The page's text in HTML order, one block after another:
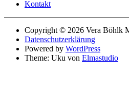
Kontakt
Copyright © 2026 Vera Böhlk
Datenschutzerklärung
Powered by WordPress
Theme: Uku von Elmastudio